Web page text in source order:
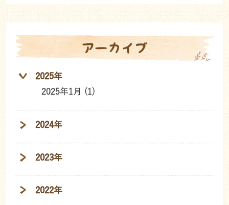
アーカイブ
2025年
2025年1月 (1)
2024年
2023年
2022年